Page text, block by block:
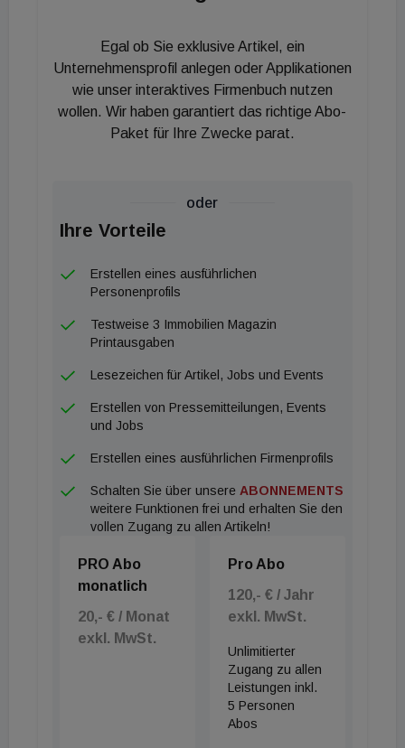
Egal ob Sie exklusive Artikel, ein
Unternehmensprofil anlegen oder Applikationen
wie unser interaktives Firmenbuch nutzen
wollen. Wir haben garantiert das richtige Abo-
Paket für Ihre Zwecke parat.
oder
Ihre Vorteile
Erstellen eines ausführlichen
Personenprofils
Testweise 3 Immobilien Magazin
Printausgaben
Lesezeichen für Artikel, Jobs und Events
Erstellen von Pressemitteilungen, Events
und Jobs
Erstellen eines ausführlichen Firmenprofils
Schalten Sie über unsere ABONNEMENTS
weitere Funktionen frei und erhalten Sie den
vollen Zugang zu allen Artikeln!
PRO Abo
monatlich
20,- € / Monat
exkl. MwSt.
Pro Abo
120,- € / Jahr
exkl. MwSt.
Unlimitierter
Zugang zu allen
Leistungen inkl.
5 Personen
Abos